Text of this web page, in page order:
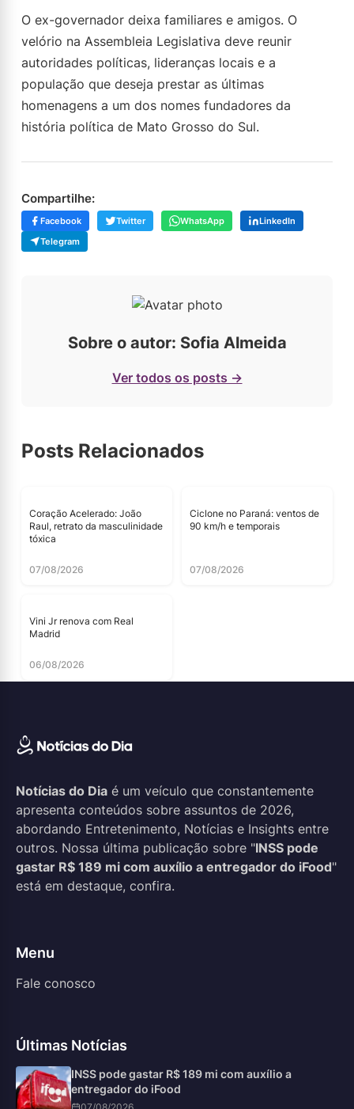
O ex-governador deixa familiares e amigos. O
velório na Assembleia Legislativa deve reunir
autoridades políticas, lideranças locais e a
população que deseja prestar as últimas
homenagens a um dos nomes fundadores da
história política de Mato Grosso do Sul.
Compartilhe:
Facebook Twitter WhatsApp
LinkedIn
Telegram
Sobre o autor: Sofia Almeida
Ver todos os posts →
Posts Relacionados
Coração Acelerado: João
Raul, retrato da masculinidade
tóxica
07/08/2026
Ciclone no Paraná: ventos de
90 km/h e temporais
07/08/2026
Vini Jr renova com Real
Madrid
06/08/2026
Notícias do Dia é um veículo que constantemente
apresenta conteúdos sobre assuntos de 2026,
abordando Entretenimento, Notícias e Insights entre
outros. Nossa última publicação sobre "INSS pode
gastar R$ 189 mi com auxílio a entregador do iFood"
está em destaque, confira.
Menu
Fale conosco
Últimas Notícias
INSS pode gastar R$ 189 mi com auxílio a
entregador do iFood